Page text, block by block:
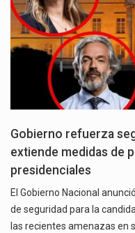
Gobierno refuerza
extiende medidas de
presidenciales
El Gobierno Nacional
de seguridad para la
las recientes amenazas en